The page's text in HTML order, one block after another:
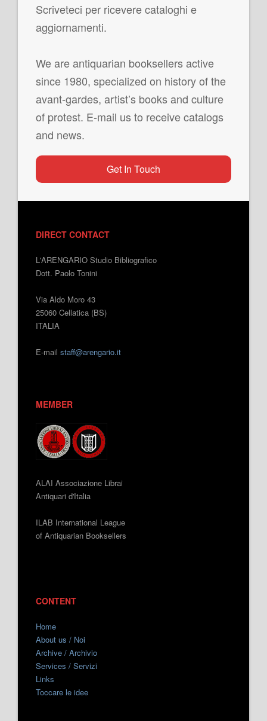
Scriveteci per ricevere cataloghi e
aggiornamenti.
We are antiquarian booksellers active
since 1980, specialized on history of the
avant-gardes, artist’s books and culture
of protest. E-mail us to receive catalogs
and news.
Get In Touch
DIRECT CONTACT
L'ARENGARIO Studio Bibliografico
Dott. Paolo Tonini
Via Aldo Moro 43
25060 Cellatica (BS)
ITALIA
E-mail staff@arengario.it
MEMBER
ALAI Associazione Librai
Antiquari d'Italia
ILAB International League
of Antiquarian Booksellers
CONTENT
Home
About us / Noi
Archive / Archivio
Services / Servizi
Links
Toccare le idee